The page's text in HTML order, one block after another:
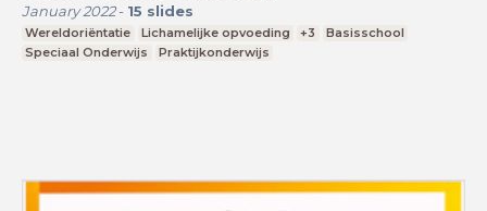
January 2022- 15 slides
Wereldoriëntatie Lichamelijke opvoeding +3
Basisschool
Speciaal Onderwijs
Praktijkonderwijs